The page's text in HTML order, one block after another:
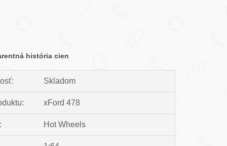
história cien
Skladom
xFord 478
Hot Wheels